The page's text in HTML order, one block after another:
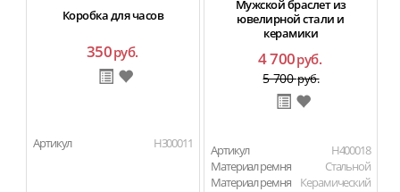
Коробка для часов
350руб.
Артикул H300011
Мужской браслет из
ювелирной стали и
керамики
4 700руб.
5 700руб.
Артикул
H400018
Материал ремня
Стальной
Материал ремня
Керамический